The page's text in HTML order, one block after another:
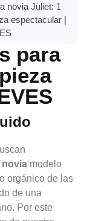
novia Juliet: 1
espectacular |
para
novia modelo
orgánico de las
de una
Por este